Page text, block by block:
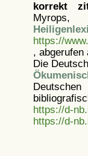
korrekt
https://
, abgerufen
Die
https://d-
https://d-